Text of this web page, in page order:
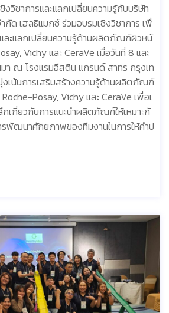
งวิชาการและแลกเปลี่ยนความรู้กับบริษัท
กัด เฮลธิแมกซ์ ร่วมอบรมเชิงวิชาการ เพื่
ะแลกเปลี่ยนความรู้ด้านผลิตภัณฑ์ผิวหนั
Vichy และ CeraVe เมื่อวันที่ 8 และ
า ณ โรงแรมอีสติน แกรนด์ สาทร กรุงเท
เน้นการเสริมสร้างความรู้ด้านผลิตภัณฑ์
Posay, Vichy และ CeraVe เพื่อเ
กเกี่ยวกับการแนะนำผลิตภัณฑ์ให้เหมาะกั
พัฒนาศักยภาพของทีมงานในการให้คำป